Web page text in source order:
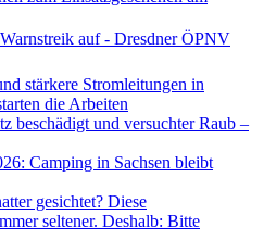
auf - Dresdner ÖPNV
stärkere Stromleitungen in
die Arbeiten
beschädigt und versuchter Raub –
Camping in Sachsen bleibt
gesichtet? Diese
seltener. Deshalb: Bitte